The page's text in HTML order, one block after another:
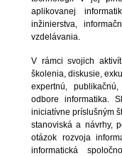
aplikovanej
inžinierstva,
vzdelávania.
V rámci svojich
školenia, diskusie,
expertnú,
odbore informatika.
iniciatívne príslušným
stanoviská a návrhy,
otázok rozvoja
informatická